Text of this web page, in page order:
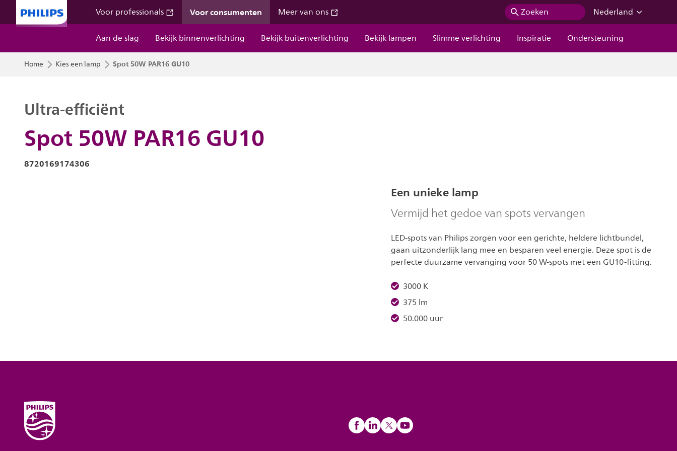
Voor professionals Voor consumenten Meer van ons Zoeken
Nederland
Aan de slag
Bekijk binnenverlichting Bekijk buitenverlichting Bekijk lampen Slimme verlichting Inspiratie Ondersteuning
Home Kies een lamp Spot 50W PAR16 GU10
Spot 50W PAR16 GU10
Ultra-efficiënt
8720169174306
Een unieke lamp
Vermijd het gedoe van spots vervangen
LED-spots van Philips zorgen voor een gerichte, heldere lichtbundel,
gaan uitzonderlijk lang mee en besparen veel energie. Deze spot is de
perfecte duurzame vervanging voor 50 W-spots met een GU10-fitting.
3000 K
375 lm
50.000 uur